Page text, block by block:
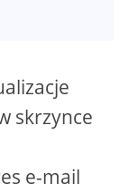
skrzynce
e-mail